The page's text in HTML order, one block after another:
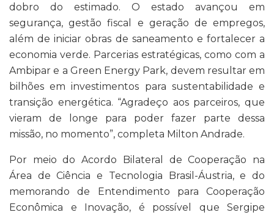
dobro do estimado. O estado avançou em
segurança, gestão fiscal e geração de empregos,
além de iniciar obras de saneamento e fortalecer a
economia verde. Parcerias estratégicas, como com a
Ambipar e a Green Energy Park, devem resultar em
bilhões em investimentos para sustentabilidade e
transição energética. “Agradeço aos parceiros, que
vieram de longe para poder fazer parte dessa
missão, no momento”, completa Milton Andrade.
Por meio do Acordo Bilateral de Cooperação na
Área de Ciência e Tecnologia Brasil-Áustria, e do
memorando de Entendimento para Cooperação
Econômica e Inovação, é possível que Sergipe